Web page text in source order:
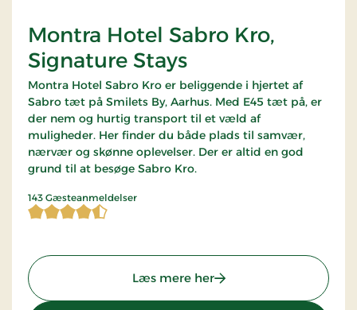
Montra Hotel Sabro Kro,
Signature Stays
Montra Hotel Sabro Kro er beliggende i hjertet af
Sabro tæt på Smilets By, Aarhus. Med E45 tæt på, er
der nem og hurtig transport til et væld af
muligheder. Her finder du både plads til samvær,
nærvær og skønne oplevelser. Der er altid en god
grund til at besøge Sabro Kro.
143 Gæsteanmeldelser
4,821678 af 5 stjerner
Læs mere her: Montra Hotel Sabro